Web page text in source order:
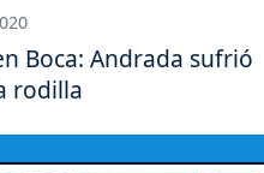
Boca: Andrada sufrió
rodilla